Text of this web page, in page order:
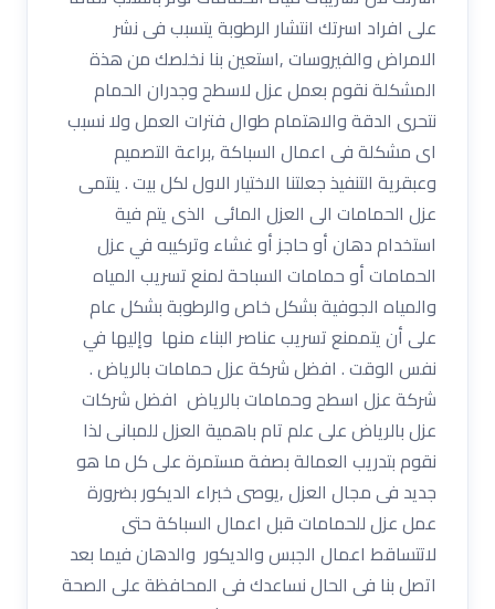
على افراد اسرتك انتشار الرطوبة يتسبب فى نشر
الامراض والفيروسات ,استعين بنا نخلصك من هذة
المشكلة نقوم بعمل عزل لاسطح وجدران الحمام
نتحرى الدقة والاهتمام طوال فترات العمل ولا نسبب
اى مشكلة فى اعمال السباكة ,براعة التصميم
وعبقرية التنفيذ جعلتنا الاختيار الاول لكل بيت . ينتمى
عزل الحمامات الى العزل المائى الذى يتم فية
استخدام دهان أو حاجز أو غشاء وتركيبه في عزل
الحمامات أو حمامات السباحة لمنع تسريب المياه
والمياه الجوفية بشكل خاص والرطوبة بشكل عام
على أن يتممنع تسريب عناصر البناء منها وإليها في
نفس الوقت . افضل شركة عزل حمامات بالرياض .
شركة عزل اسطح وحمامات بالرياض افضل شركات
عزل بالرياض على علم تام باهمية العزل للمبانى لذا
نقوم بتدريب العمالة بصفة مستمرة على كل ما هو
جديد فى مجال العزل ,يوصى خبراء الديكور بضرورة
عمل عزل للحمامات قبل اعمال السباكة حتى
لاتتساقط اعمال الجبس والديكور والدهان فيما بعد
اتصل بنا فى الحال نساعدك فى المحافظة على الصحة